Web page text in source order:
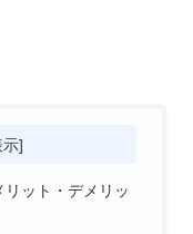
リット・デメリッ